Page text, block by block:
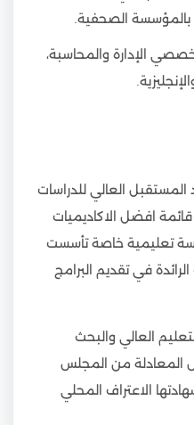
بالمؤسسة الصحفية.
الإدارة والمحاسبة،
العالي للدراسات
افضل الاكاديميات
تعليمية خاصة تأسست
الرائدة في تقديم البرامج
العالي والبحث
المعادلة من المجلس
الاعتراف المحلي